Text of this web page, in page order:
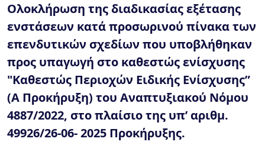
Ολοκλήρωση της διαδικασίας εξέτασης
ενστάσεων κατά προσωρινού πίνακα των
επενδυτικών σχεδίων που υποβλήθηκαν
προς υπαγωγή στο καθεστώς ενίσχυσης
"Καθεστώς Περιοχών Ειδικής Ενίσχυσης”
(Α Προκήρυξη) του Αναπτυξιακού Νόμου
4887/2022, στο πλαίσιο της υπ’ αριθμ.
49926/26-06- 2025 Προκήρυξης.